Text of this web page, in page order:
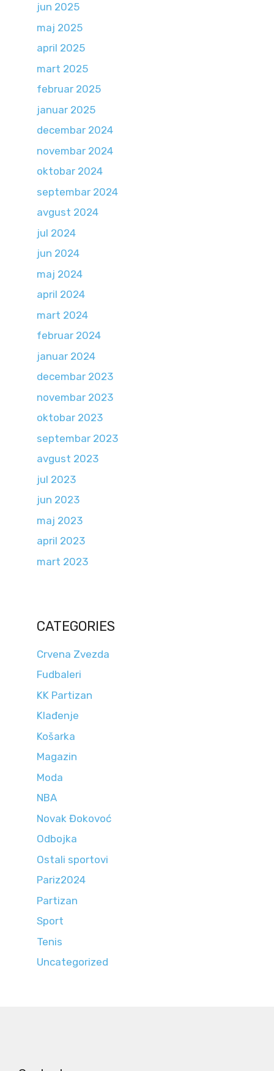
jun 2025
maj 2025
april 2025
mart 2025
februar 2025
januar 2025
decembar 2024
novembar 2024
oktobar 2024
septembar 2024
avgust 2024
jul 2024
jun 2024
maj 2024
april 2024
mart 2024
februar 2024
januar 2024
decembar 2023
novembar 2023
oktobar 2023
septembar 2023
avgust 2023
jul 2023
jun 2023
maj 2023
april 2023
mart 2023
CATEGORIES
Crvena Zvezda
Fudbaleri
KK Partizan
Klađenje
Košarka
Magazin
Moda
NBA
Novak Đokovoć
Odbojka
Ostali sportovi
Pariz2024
Partizan
Sport
Tenis
Uncategorized